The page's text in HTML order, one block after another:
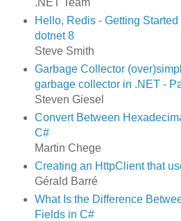
.NET Team
Hello, Redis - Getting
dotnet 8
Steve Smith
Garbage Collector
garbage collector in .NET -
Steven Giesel
Convert Between
C#
Martin Chege
Creating an HttpClient that
Gérald Barré
What Is the Difference
Fields in C#